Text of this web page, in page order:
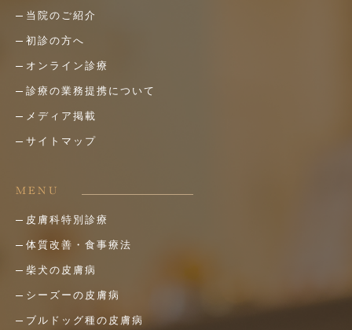
当院のご紹介
初診の方へ
オンライン診療
診療の業務提携について
メディア掲載
サイトマップ
MENU
皮膚科特別診療
体質改善・食事療法
柴犬の皮膚病
シーズーの皮膚病
ブルドッグ種の皮膚病